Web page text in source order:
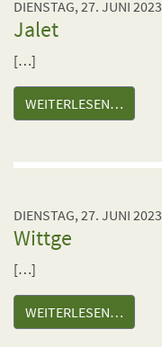
DIENSTAG, 27. JUNI 2023
Jalet
[…]
WEITERLESEN…
DIENSTAG, 27. JUNI 2023
Wittge
[…]
WEITERLESEN…